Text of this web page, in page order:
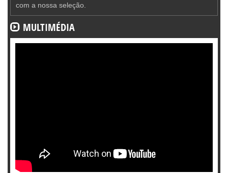
com a nossa seleção.
MULTIMÉDIA